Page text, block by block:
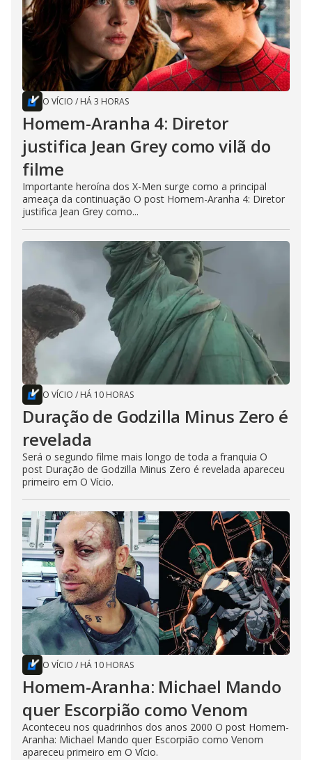
O VÍCIO / HÁ 3 HORAS
Homem-Aranha 4: Diretor
justifica Jean Grey como vilã do
filme
Importante heroína dos X-Men surge como a principal
ameaça da continuação O post Homem-Aranha 4: Diretor
justifica Jean Grey como...
O VÍCIO / HÁ 10 HORAS
Duração de Godzilla Minus Zero é
revelada
Será o segundo filme mais longo de toda a franquia O
post Duração de Godzilla Minus Zero é revelada apareceu
primeiro em O Vício.
O VÍCIO / HÁ 10 HORAS
Homem-Aranha: Michael Mando
quer Escorpião como Venom
Aconteceu nos quadrinhos dos anos 2000 O post Homem-
Aranha: Michael Mando quer Escorpião como Venom
apareceu primeiro em O Vício.